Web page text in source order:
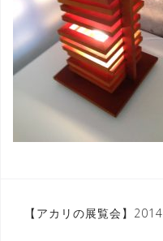
投
【アカリの展覧会】2014